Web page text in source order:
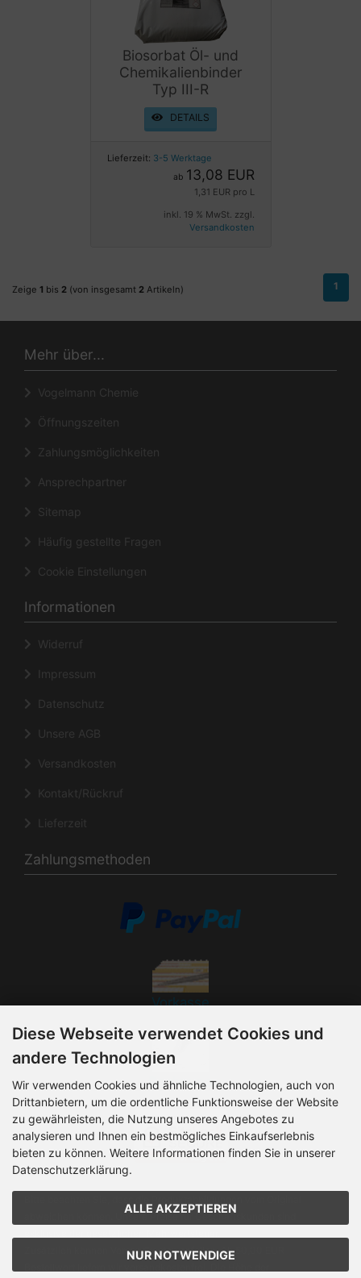
Biosorbat Öl- und
Chemikalienbinder
Typ III-R
DETAILS
Lieferzeit: 3-5 Werktage
ab 13,08 EUR
1,31 EUR pro L
inkl. 19 % MwSt. zzgl.
Versandkosten
Zeige 1 bis 2 (von insgesamt 2 Artikeln) 1
Mehr über...
Vogelmann Chemie
Öffnungszeiten
Zahlungsmöglichkeiten
Ansprechpartner
Sitemap
Häufig gestellte Fragen
Cookie Einstellungen
Informationen
Widerruf
Impressum
Datenschutz
Unsere AGB
Versandkosten
Kontakt/Rückruf
Lieferzeit
Zahlungsmethoden
Vorkasse
Rechnung
abweichen können. Unsere Preise für Geschäftskunden sind
Zusätzlich können Versandkosten anfallen. Ab 50,00 EUR
Diese Webseite verwendet Cookies und
andere Technologien
Wir verwenden Cookies und ähnliche Technologien, auch von
Drittanbietern, um die ordentliche Funktionsweise der Website
zu gewährleisten, die Nutzung unseres Angebotes zu
analysieren und Ihnen ein bestmögliches Einkaufserlebnis
bieten zu können. Weitere Informationen finden Sie in unserer
Datenschutzerklärung.
ALLE AKZEPTIEREN
NUR NOTWENDIGE